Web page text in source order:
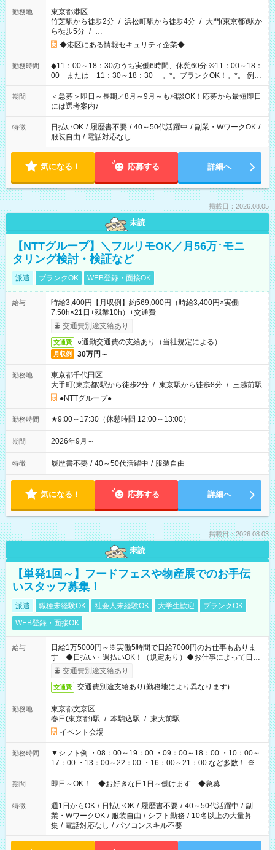
勤務地
東京都港区
竹芝駅から徒歩2分 / 浜松町駅から徒歩4分 / 大門(東京都)駅か
ら徒歩5分 / …
◆港区にある情報セキュリティ企業◆
勤務時間
◆11：00～18：30のうち実働6時間、休憩60分 ※11：00～18：
00 または 11：30～18：30 。*。ブランクOK！。*。 例え
ば前職が、 在宅/財団法人/事務/コールセンター/受付/販売/カフェ
スタッフ スイーツ販売/ホテルフロント/化粧品販売/など 様々な
業界から入社して活躍されています♪
期間
＜急募＞即日～長期／8月～9月～も相談OK！応募から最短即日
には選考案内♪
特徴 日払いOK / 履歴書不要 / 40～50代活躍中 / 副業・WワークOK /
服装自由 / 電話対応なし
気になる！ 応募する 詳細へ
掲載日：2026.08.05
未読
【NTTグループ】＼フルリモOK／月56万↑モニ
タリング検討・検証など
派遣 ブランクOK WEB登録・面接OK
給与
時給3,400円【月収例】約569,000円（時給3,400円×実働
7.50h×21日+残業10h）+交通費
交通費別途支給あり
交通費 ○通勤交通費の支給あり（当社規定による）
月収例 30万円～
勤務地
東京都千代田区
大手町(東京都)駅から徒歩2分 / 東京駅から徒歩8分 / 三越前駅
●NTTグループ●
勤務時間 ★9:00～17:30（休憩時間 12:00～13:00）
期間 2026年9月～
特徴 履歴書不要 / 40～50代活躍中 / 服装自由
気になる！ 応募する 詳細へ
掲載日：2026.08.03
未読
【単発1回～】フードフェスや物産展でのお手伝
いスタッフ募集！
派遣 職種未経験OK 社会人未経験OK 大学生歓迎
ブランクOK
WEB登録・面接OK
給与
日給1万5000円～※実働5時間で日給7000円のお仕事もありま
す ◆日払い・週払いOK！（規定あり）◆お仕事によって日給
も異なります
交通費別途支給あり
交通費 交通費別途支給あり(勤務地により異なります)
勤務地
東京都文京区
春日(東京都)駅 / 本駒込駅 / 東大前駅
イベント会場
勤務時間
▼シフト例 ・08：00～19：00 ・09：00～18：00 ・10：00～
17：00 ・13：00～22：00 ・16：00～21：00 など多数！ ※お
仕事により勤務時間が異なります
期間 即日～OK！ ◆お好きな日1日～働けます ◆急募
特徴 週1日からOK / 日払いOK / 履歴書不要 / 40～50代活躍中 / 副
業・WワークOK / 服装自由 / シフト勤務 / 10名以上の大量募
集 / 電話対応なし / パソコンスキル不要